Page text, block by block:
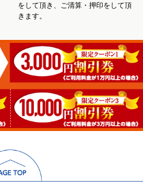
をして頂き、ご清算・押印をして頂
きます。